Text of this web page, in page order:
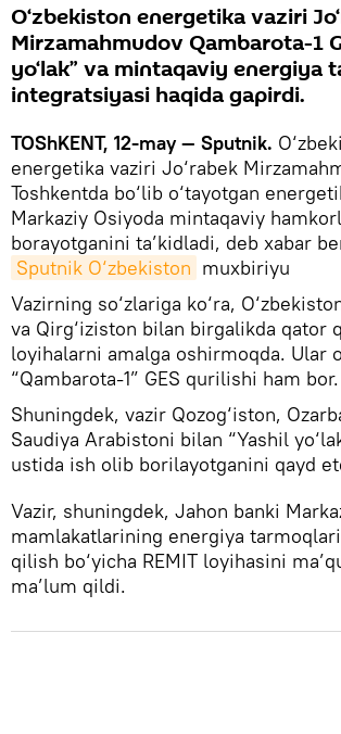
O‘zbekiston energetika vaziri
Mirzamahmudov Qambarota-1
yo‘lak” va mintaqaviy energiya
integratsiyasi haqida gapirdi.
TOShKENT, 12-may — Sputnik.
energetika vaziri Jo‘rabek
Toshkentda bo‘lib o‘tayotgan
Markaziy Osiyoda mintaqaviy
borayotganini ta’kidladi, deb xabar
Sputnik O‘zbekiston muxbiriyu
Vazirning so‘zlariga ko‘ra,
va Qirg‘iziston bilan birgalikda qator
loyihalarni amalga oshirmoqda. Ular
“Qambarota-1” GES qurilishi ham bor.
Shuningdek, vazir Qozog‘iston,
Saudiya Arabistoni bilan “Yashil
ustida ish olib borilayotganini qayd
Vazir, shuningdek, Jahon banki
mamlakatlarining energiya
qilish bo‘yicha REMIT loyihasini
ma’lum qildi.